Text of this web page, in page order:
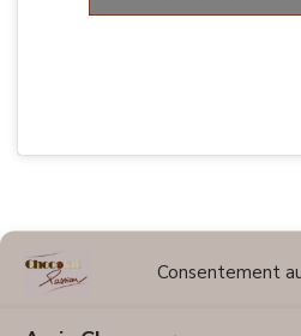
Consentement
Catégories